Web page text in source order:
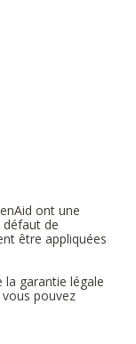
ont une
de
être appliquées
la garantie légale
pouvez